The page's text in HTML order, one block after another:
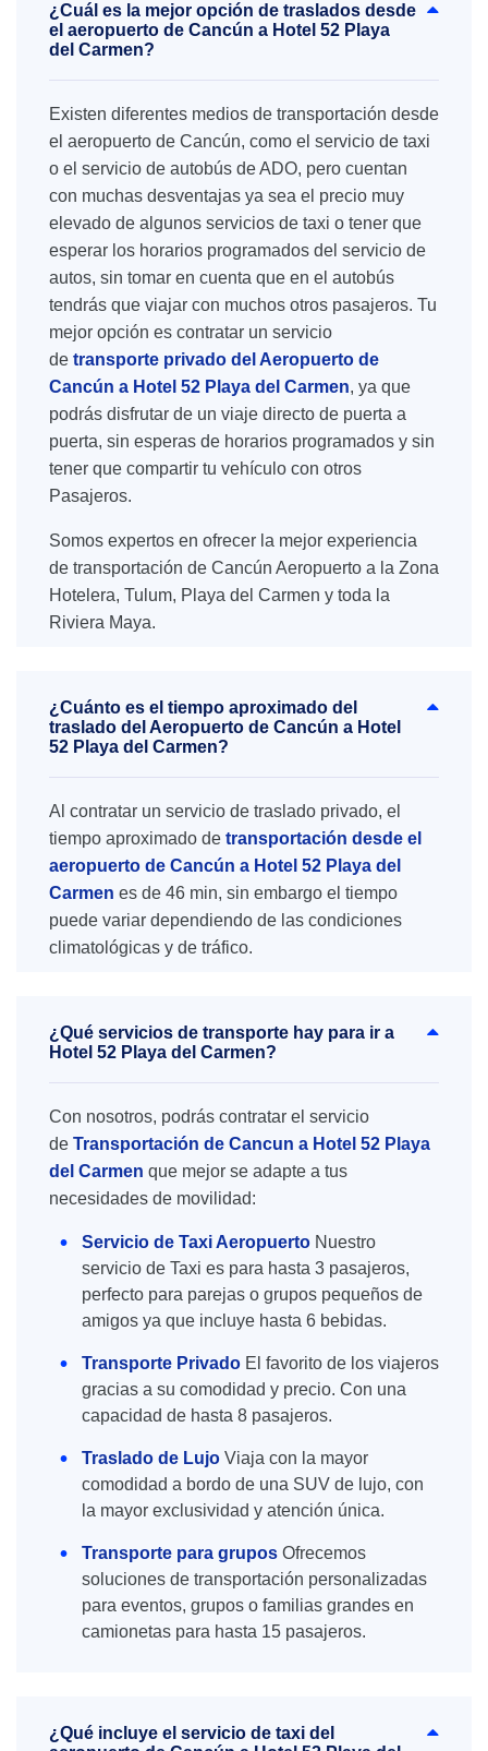
¿Cuál es la mejor opción de traslados desde
el aeropuerto de Cancún a Hotel 52 Playa
del Carmen?
Existen diferentes medios de transportación desde
el aeropuerto de Cancún, como el servicio de taxi
o el servicio de autobús de ADO, pero cuentan
con muchas desventajas ya sea el precio muy
elevado de algunos servicios de taxi o tener que
esperar los horarios programados del servicio de
autos, sin tomar en cuenta que en el autobús
tendrás que viajar con muchos otros pasajeros. Tu
mejor opción es contratar un servicio
de transporte privado del Aeropuerto de
Cancún a Hotel 52 Playa del Carmen, ya que
podrás disfrutar de un viaje directo de puerta a
puerta, sin esperas de horarios programados y sin
tener que compartir tu vehículo con otros
Pasajeros.
Somos expertos en ofrecer la mejor experiencia
de transportación de Cancún Aeropuerto a la Zona
Hotelera, Tulum, Playa del Carmen y toda la
Riviera Maya.
¿Cuánto es el tiempo aproximado del
traslado del Aeropuerto de Cancún a Hotel
52 Playa del Carmen?
Al contratar un servicio de traslado privado, el
tiempo aproximado de transportación desde el
aeropuerto de Cancún a Hotel 52 Playa del
Carmen es de 46 min, sin embargo el tiempo
puede variar dependiendo de las condiciones
climatológicas y de tráfico.
¿Qué servicios de transporte hay para ir a
Hotel 52 Playa del Carmen?
Con nosotros, podrás contratar el servicio
de Transportación de Cancun a Hotel 52 Playa
del Carmen que mejor se adapte a tus
necesidades de movilidad:
Servicio de Taxi Aeropuerto Nuestro
servicio de Taxi es para hasta 3 pasajeros,
perfecto para parejas o grupos pequeños de
amigos ya que incluye hasta 6 bebidas.
Transporte Privado El favorito de los viajeros
gracias a su comodidad y precio. Con una
capacidad de hasta 8 pasajeros.
Traslado de Lujo Viaja con la mayor
comodidad a bordo de una SUV de lujo, con
la mayor exclusividad y atención única.
Transporte para grupos Ofrecemos
soluciones de transportación personalizadas
para eventos, grupos o familias grandes en
camionetas para hasta 15 pasajeros.
¿Qué incluye el servicio de taxi del